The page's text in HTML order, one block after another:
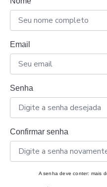
Email
Senha
Confirmar senha
A senha deve conter: mais